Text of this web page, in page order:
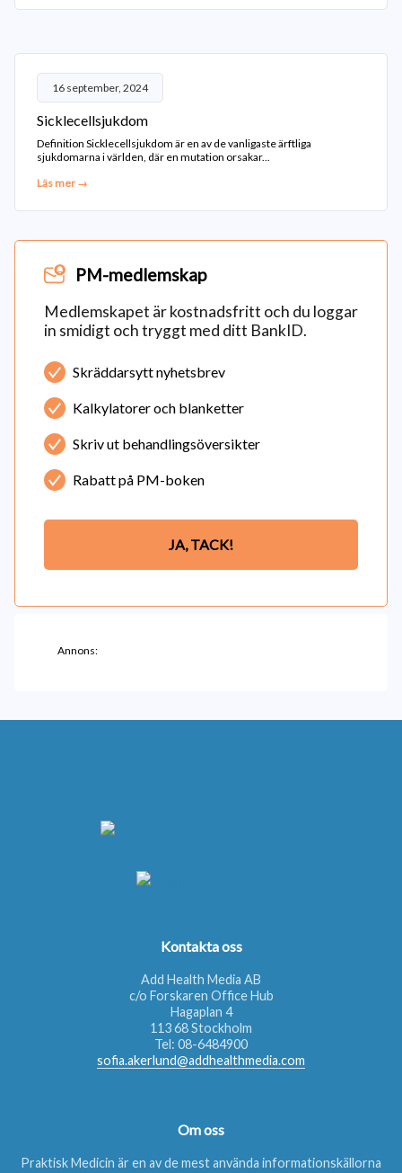
16 september, 2024
Sicklecellsjukdom
Definition Sicklecellsjukdom är en av de vanligaste ärftliga
sjukdomarna i världen, där en mutation orsakar...
Läs mer →
PM-medlemskap
Medlemskapet är kostnadsfritt och du loggar
in smidigt och tryggt med ditt BankID.
Skräddarsytt nyhetsbrev
Kalkylatorer och blanketter
Skriv ut behandlingsöversikter
Rabatt på PM-boken
JA, TACK!
Annons:
Kontakta oss
Add Health Media AB
c/o Forskaren Office Hub
Hagaplan 4
113 68 Stockholm
Tel: 08-6484900
sofia.akerlund@addhealthmedia.com
Om oss
Praktisk Medicin är en av de mest använda informationskällorna